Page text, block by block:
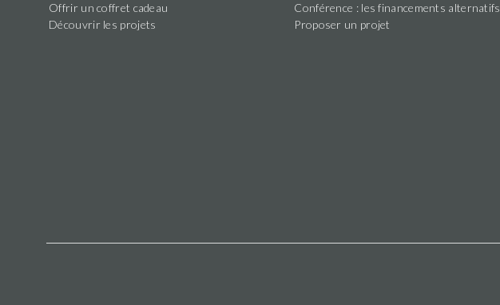
Offrir un coffret cadeau
Découvrir les projets
Conférence : les financements alternatifs
Proposer un projet